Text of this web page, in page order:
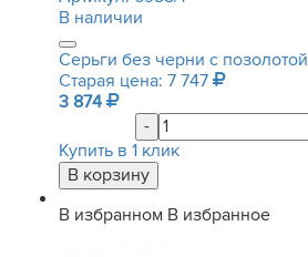
В наличии
Серьги без черни с позолотой
Старая цена: 7 747
3 874
-
Купить в 1 клик
В избранном В избранное